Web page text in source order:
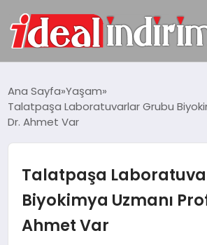
BILGISAYAR
TEKNOLOJI
Ana Sayfa Yaşam
Talatpaşa Laboratuvarlar Grubu
Dr. Ahmet Var
Talatpaşa
Biyokimya Uzmanı
Ahmet Var